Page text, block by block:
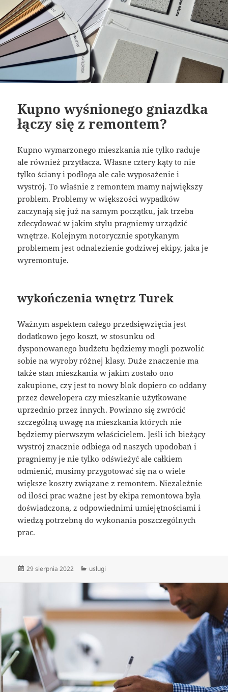
Kupno wyśnionego gniazdka
łączy się z remontem?
Kupno wymarzonego mieszkania nie tylko raduje
ale również przytłacza. Własne cztery kąty to nie
tylko ściany i podłoga ale całe wyposażenie i
wystrój. To właśnie z remontem mamy największy
problem. Problemy w większości wypadków
zaczynają się już na samym początku, jak trzeba
zdecydować w jakim stylu pragniemy urządzić
wnętrze. Kolejnym notorycznie spotykanym
problemem jest odnalezienie godziwej ekipy, jaka je
wyremontuje.
wykończenia wnętrz Turek
Ważnym aspektem całego przedsięwzięcia jest
dodatkowo jego koszt, w stosunku od
dysponowanego budżetu będziemy mogli pozwolić
sobie na wyroby różnej klasy. Duże znaczenie ma
także stan mieszkania w jakim zostało ono
zakupione, czy jest to nowy blok dopiero co oddany
przez dewelopera czy mieszkanie użytkowane
uprzednio przez innych. Powinno się zwrócić
szczególną uwagę na mieszkania których nie
będziemy pierwszym właścicielem. Jeśli ich bieżący
wystrój znacznie odbiega od naszych upodobań i
pragniemy je nie tylko odświeżyć ale całkiem
odmienić, musimy przygotować się na o wiele
większe koszty związane z remontem. Niezależnie
od ilości prac ważne jest by ekipa remontowa była
doświadczona, z odpowiednimi umiejętnościami i
wiedzą potrzebną do wykonania poszczególnych
prac.
Data
29 sierpnia 2022 Kategorie
usługi